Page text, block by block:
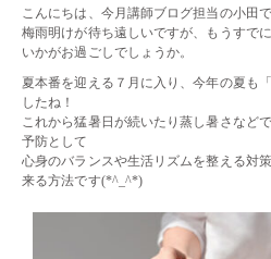
こんにちは、今月講師ブログ担当の小田で
梅雨明けが待ち遠しいですが、もうすで
いかがお過ごしでしょうか。
夏本番を迎える７月に入り、今年の夏も
したね！
これから猛暑日が続いたり蒸し暑さなど
予防として
心身のバランスや生活リズムを整える対
来る方法です(*^_^*)